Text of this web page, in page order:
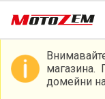
магазина.
домейни